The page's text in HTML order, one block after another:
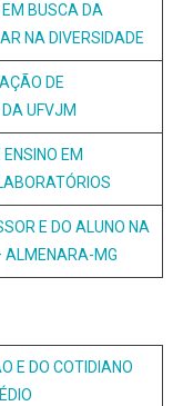
BUSCA DA
NA DIVERSIDADE
DE
UFVJM
EM
E DO ALUNO NA
ALMENARA-MG
E DO COTIDIANO